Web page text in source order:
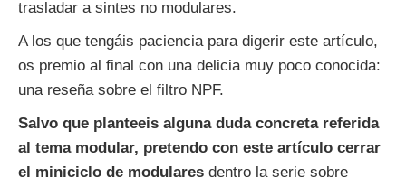
trasladar a sintes no modulares.
A los que tengáis paciencia para digerir este artículo,
os premio al final con una delicia muy poco conocida:
una reseña sobre el filtro NPF.
Salvo que planteeis alguna duda concreta referida
al tema modular, pretendo con este artículo cerrar
el miniciclo de modulares dentro la serie sobre